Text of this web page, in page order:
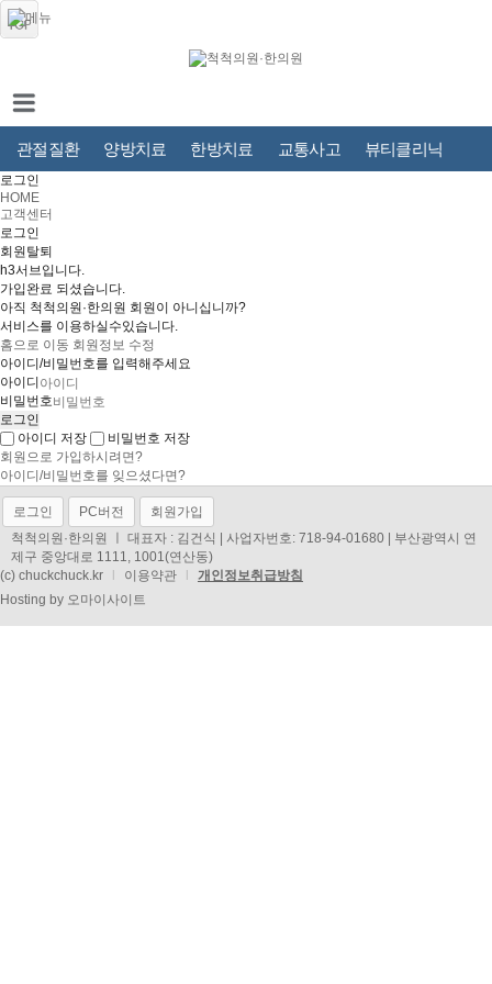
관절질환 양방치료 한방치료 교통사고 뷰티클리닉
로그인
HOME
고객센터
로그인
회원탈퇴
h3서브입니다.
가입완료 되셨습니다.
아직 척척의원·한의원 회원이 아니십니까?
서비스를 이용하실수있습니다.
홈으로 이동 회원정보 수정
아이디/비밀번호를 입력해주세요
아이디
비밀번호
아이디 저장
비밀번호 저장
회원으로 가입하시려면?
아이디/비밀번호를 잊으셨다면?
로그인 PC버전
회원가입
척척의원·한의원 ㅣ 대표자 : 김건식 | 사업자번호: 718-94-01680 | 부산광역시 연
제구 중앙대로 1111, 1001(연산동)
(c) chuckchuck.kr
이용약관
개인정보취급방침
Hosting by 오마이사이트